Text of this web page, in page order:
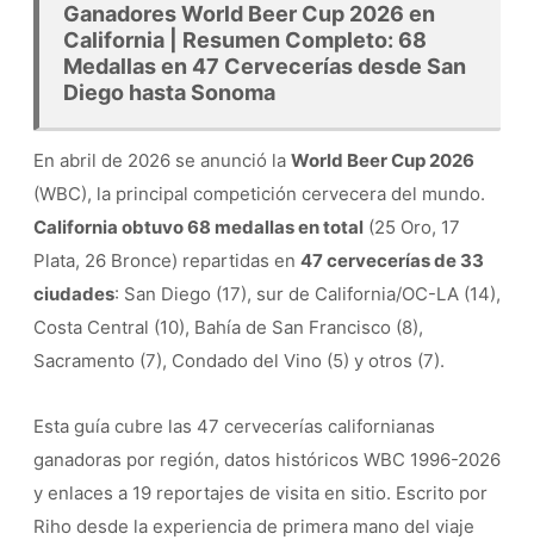
Ganadores World Beer Cup 2026 en
California | Resumen Completo: 68
Medallas en 47 Cervecerías desde San
Diego hasta Sonoma
En abril de 2026 se anunció la World Beer Cup 2026
(WBC), la principal competición cervecera del mundo.
California obtuvo 68 medallas en total (25 Oro, 17
Plata, 26 Bronce) repartidas en 47 cervecerías de 33
ciudades: San Diego (17), sur de California/OC-LA (14),
Costa Central (10), Bahía de San Francisco (8),
Sacramento (7), Condado del Vino (5) y otros (7).
Esta guía cubre las 47 cervecerías californianas
ganadoras por región, datos históricos WBC 1996-2026
y enlaces a 19 reportajes de visita en sitio. Escrito por
Riho desde la experiencia de primera mano del viaje